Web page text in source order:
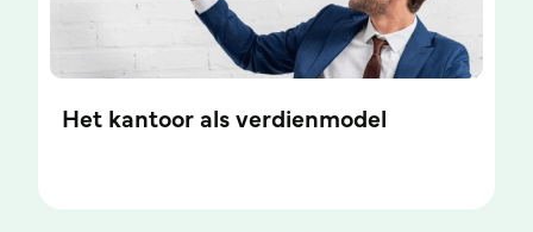
Het kantoor als verdienmodel